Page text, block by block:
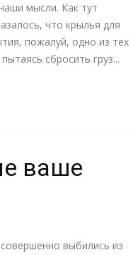
мысли. Как тут
что крылья для
пожалуй, одно из тех
сбросить груз...
ваше
выбились из